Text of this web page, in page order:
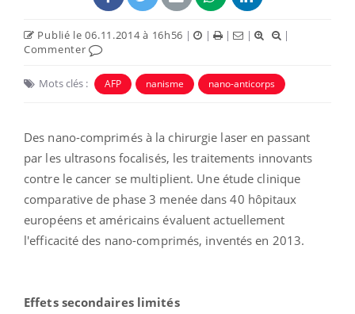
Publié le 06.11.2014 à 16h56 | | | |
|
Commenter
Mots clés : AFP nanisme nano-anticorps
Des nano-comprimés à la chirurgie laser en passant
par les ultrasons focalisés, les traitements innovants
contre le cancer se multiplient. Une étude clinique
comparative de phase 3 menée dans 40 hôpitaux
européens et américains évaluent actuellement
l'efficacité des nano-comprimés, inventés en 2013.
Effets secondaires limités